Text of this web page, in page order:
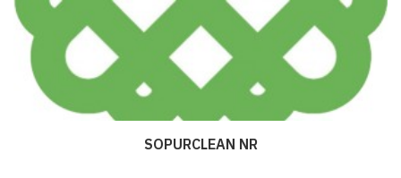
ДэлгэрэнгүйSOPURCLEAN NR